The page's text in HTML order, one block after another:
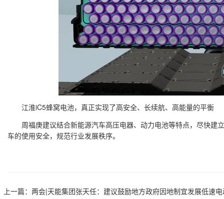
江淮iC5蜂窝电池，真正实现了高安全、长续航、高能量的平衡
周福庚建议结合新能源汽车高压电器、动力电池等特点，尽快建
车的使用安全，规范行业发展秩序。
上一篇： 两会|天能集团张天任：建议鼓励地方政府因地制宜发展低速